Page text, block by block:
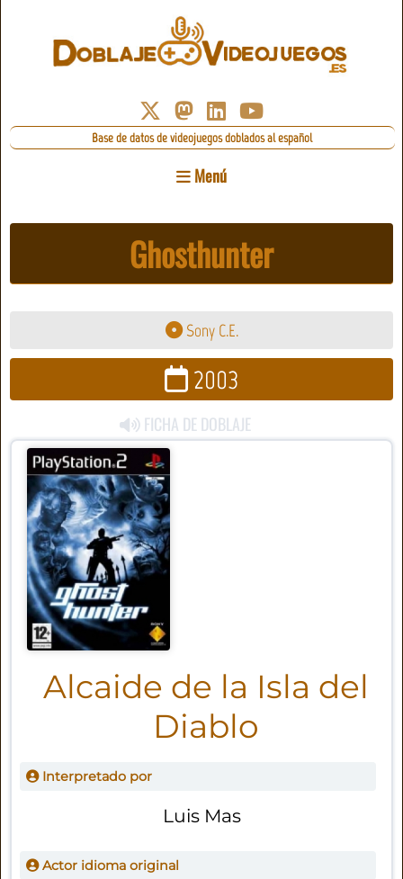
Base de datos de videojuegos doblados al español
Menú
Ghosthunter
Sony C.E.
2003
FICHA DE DOBLAJE
Alcaide de la Isla del
Diablo
Interpretado por
Luis Mas
Actor idioma original